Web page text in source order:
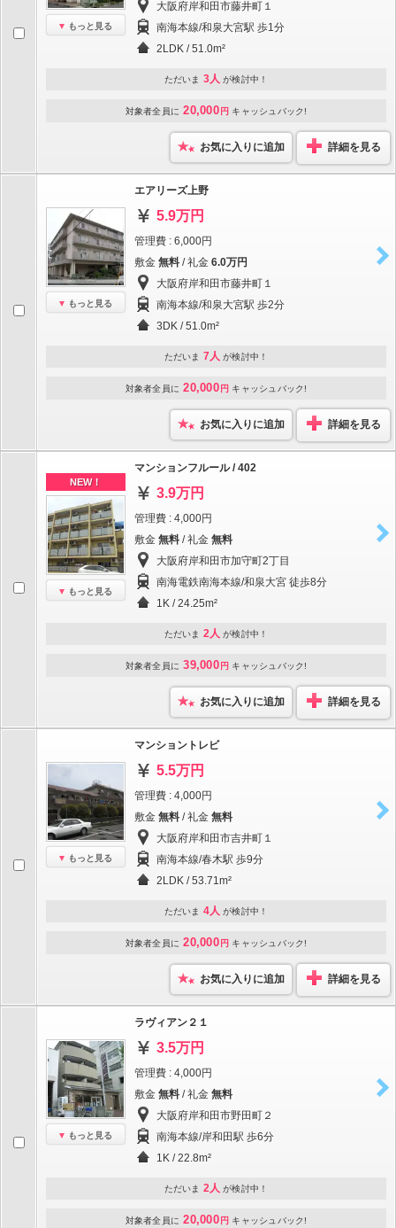
もっと見る
大阪府岸和田市藤井町１
南海本線/和泉大宮駅 歩1分
2LDK / 51.0m²
ただいま 3人 が検討中！
対象者全員に 20,000 円 キャッシュバック!
お気に入りに追加 詳細を見る
もっと見る
エアリーズ上野
5.9万円
管理費 : 6,000円
敷金 無料 / 礼金 6.0万円
大阪府岸和田市藤井町１
南海本線/和泉大宮駅 歩2分
3DK / 51.0m²
ただいま 7人 が検討中！
対象者全員に 20,000 円 キャッシュバック!
お気に入りに追加 詳細を見る
NEW！
もっと見る
マンションフルール / 402
3.9万円
管理費 : 4,000円
敷金 無料 / 礼金 無料
大阪府岸和田市加守町2丁目
南海電鉄南海本線/和泉大宮 徒歩8分
1K / 24.25m²
ただいま 2人 が検討中！
対象者全員に 39,000 円 キャッシュバック!
お気に入りに追加 詳細を見る
もっと見る
マンショントレビ
5.5万円
管理費 : 4,000円
敷金 無料 / 礼金 無料
大阪府岸和田市吉井町１
南海本線/春木駅 歩9分
2LDK / 53.71m²
ただいま 4人 が検討中！
対象者全員に 20,000 円 キャッシュバック!
お気に入りに追加 詳細を見る
もっと見る
ラヴィアン２１
3.5万円
管理費 : 4,000円
敷金 無料 / 礼金 無料
大阪府岸和田市野田町２
南海本線/岸和田駅 歩6分
1K / 22.8m²
ただいま 2人 が検討中！
対象者全員に 20,000 円 キャッシュバック!